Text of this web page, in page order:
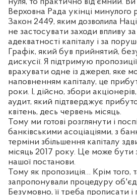
Верховна Рада укінці минулого
Закон 2449, яким дозволила
не застосувати заходи впливу
адекватності капіталу і за
Графік, який був прийнятий,
дискусії. Я підтримую
врахувати одне із джерел, яке
наповненням капіталу, це
роки. І, дійсно, збори
аудит, який підтверджує
квітень, десь червень місяць.
Тому ми готові розглянути і
банківськими асоціаціями, з
терміни збільшення капіталу
місяць 2017 року. Це може бути
нашої постанови.
Тому як пропозиція… Крім того,
запропонували процедуру
Безумовно, її треба прописати